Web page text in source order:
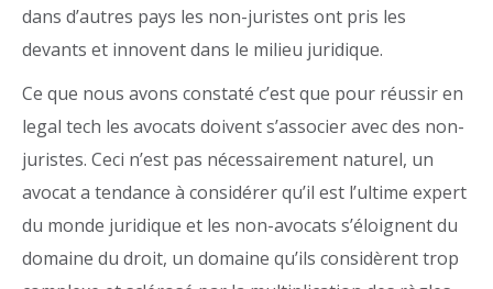
dans d’autres pays les non-juristes ont pris les
devants et innovent dans le milieu juridique.
Ce que nous avons constaté c’est que pour réussir en
legal tech les avocats doivent s’associer avec des non-
juristes. Ceci n’est pas nécessairement naturel, un
avocat a tendance à considérer qu’il est l’ultime expert
du monde juridique et les non-avocats s’éloignent du
domaine du droit, un domaine qu’ils considèrent trop